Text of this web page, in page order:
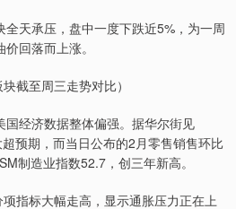
天承压，盘中一度下跌近5%，为一周
回落而上涨。
块截至周三走势对比）
经济数据整体偏强。据华尔街见
预期，而当日公布的2月零售销售环比
制造业指数52.7，创三年新高。
指标大幅走高，显示通胀压力正在上